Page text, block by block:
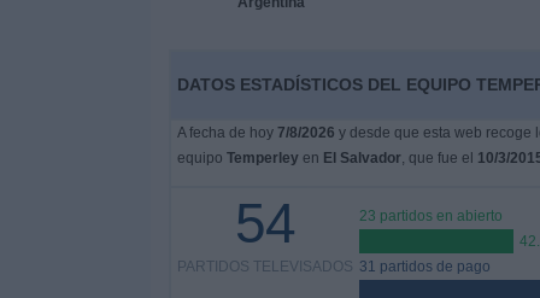
DATOS ESTADÍSTICOS DEL EQUIPO
A fecha de hoy 7/8/2026 y desde que esta web recoge
equipo Temperleyen El Salvador, que fue el 10/3/
54
PARTIDOS TELEVISADOS
23 partidos en abierto
31 partidos de pago